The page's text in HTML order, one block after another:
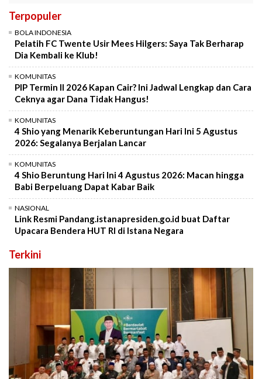
Terpopuler
BOLA INDONESIA
Pelatih FC Twente Usir Mees Hilgers: Saya Tak Berharap
Dia Kembali ke Klub!
KOMUNITAS
PIP Termin II 2026 Kapan Cair? Ini Jadwal Lengkap dan Cara
Ceknya agar Dana Tidak Hangus!
KOMUNITAS
4 Shio yang Menarik Keberuntungan Hari Ini 5 Agustus
2026: Segalanya Berjalan Lancar
KOMUNITAS
4 Shio Beruntung Hari Ini 4 Agustus 2026: Macan hingga
Babi Berpeluang Dapat Kabar Baik
NASIONAL
Link Resmi Pandang.istanapresiden.go.id buat Daftar
Upacara Bendera HUT RI di Istana Negara
Terkini